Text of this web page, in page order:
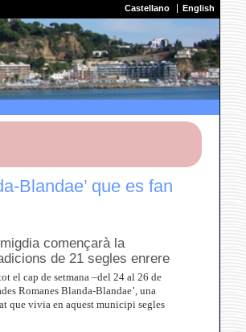
Castellano English
Blandae’ que es fan
començarà la
de 21 segles enrere
el cap de setmana –del 24 al 26 de
Romanes Blanda-Blandae’, una
que vivia en aquest municipi segles